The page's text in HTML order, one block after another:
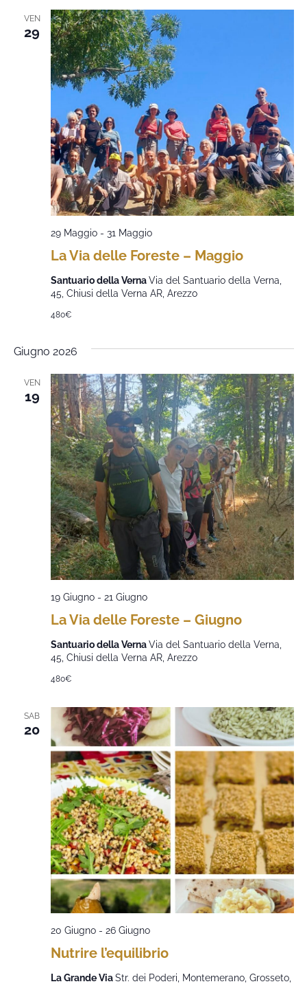
VEN
29
La Via delle Foreste – Maggio
29 Maggio- 31 Maggio
Santuario della VernaVia del Santuario della Verna,
45, Chiusi della Verna AR, Arezzo
480€
Giugno 2026
VEN
19
La Via delle Foreste – Giugno
19 Giugno- 21 Giugno
Santuario della VernaVia del Santuario della Verna,
45, Chiusi della Verna AR, Arezzo
480€
SAB
20
Nutrire l’equilibrio
20 Giugno- 26 Giugno
La Grande ViaStr. dei Poderi, Montemerano, Grosseto,